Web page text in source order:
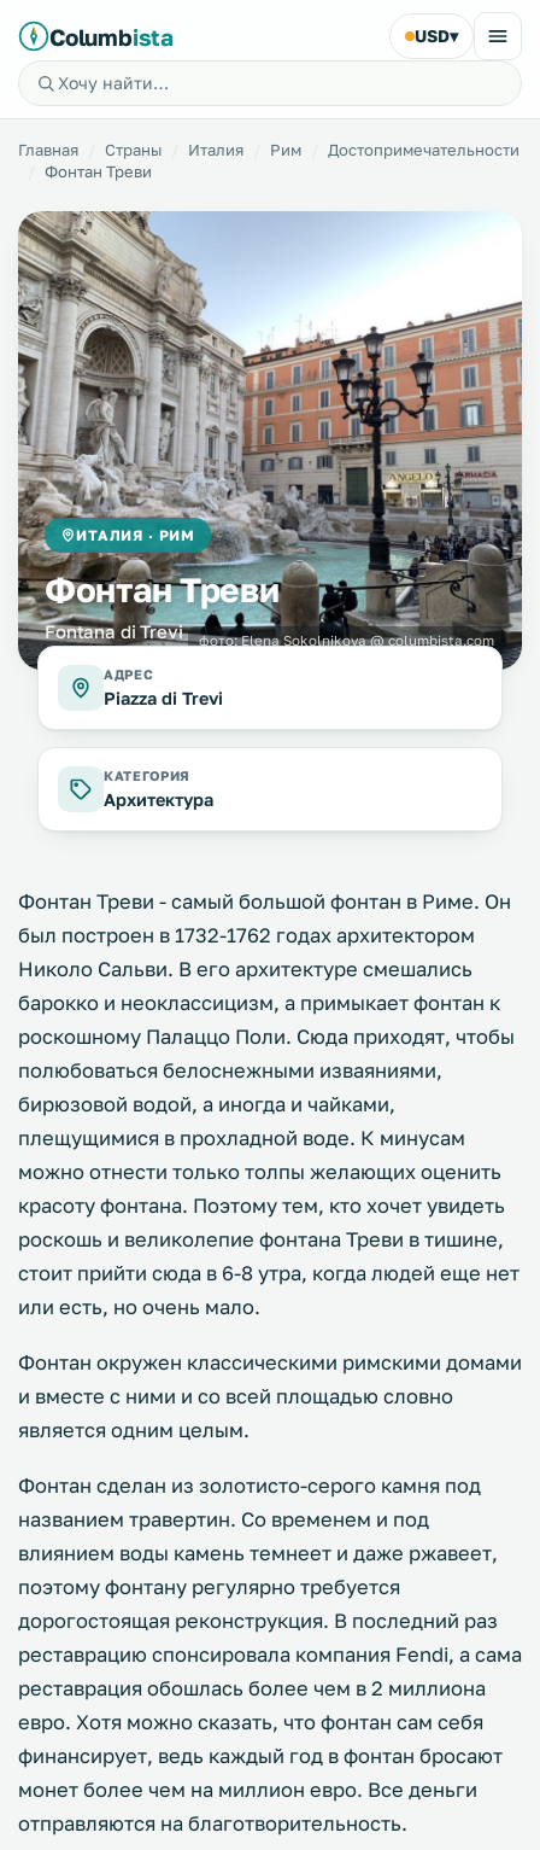
Columbista USD▾
Главная Страны Италия Рим
Достопримечательности
Фонтан Треви
ИТАЛИЯ · РИМ
Фонтан Треви
Fontana di Trevi фото:Elena Sokolnikova@ columbista.com
АДРЕС
Piazza di Trevi
КАТЕГОРИЯ
Архитектура
Фонтан Треви - самый большой фонтан в Риме. Он
был построен в 1732-1762 годах архитектором
Николо Сальви. В его архитектуре смешались
барокко и неоклассицизм, а примыкает фонтан к
роскошному Палаццо Поли. Сюда приходят, чтобы
полюбоваться белоснежными изваяниями,
бирюзовой водой, а иногда и чайками,
плещущимися в прохладной воде. К минусам
можно отнести только толпы желающих оценить
красоту фонтана. Поэтому тем, кто хочет увидеть
роскошь и великолепие фонтана Треви в тишине,
стоит прийти сюда в 6-8 утра, когда людей еще нет
или есть, но очень мало.
Фонтан окружен классическими римскими домами
и вместе с ними и со всей площадью словно
является одним целым.
Фонтан сделан из золотисто-серого камня под
названием травертин. Со временем и под
влиянием воды камень темнеет и даже ржавеет,
поэтому фонтану регулярно требуется
дорогостоящая реконструкция. В последний раз
реставрацию спонсировала компания Fendi, а сама
реставрация обошлась более чем в 2 миллиона
евро. Хотя можно сказать, что фонтан сам себя
финансирует, ведь каждый год в фонтан бросают
монет более чем на миллион евро. Все деньги
отправляются на благотворительность.